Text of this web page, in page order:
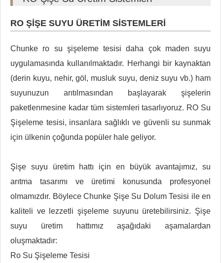
RO ŞİŞE SUYU ÜRETİM SİSTEMLERİ
Chunke ro su şişeleme tesisi daha çok maden suyu
uygulamasında kullanılmaktadır. Herhangi bir kaynaktan
(derin kuyu, nehir, göl, musluk suyu, deniz suyu vb.) ham
suyunuzun arıtılmasından başlayarak şişelerin
paketlenmesine kadar tüm sistemleri tasarlıyoruz. RO Su
Şişeleme tesisi, insanlara sağlıklı ve güvenli su sunmak
için ülkenin çoğunda popüler hale geliyor.
Şişe suyu üretim hattı için en büyük avantajımız, su
arıtma tasarımı ve üretimi konusunda profesyonel
olmamızdır. Böylece Chunke Şişe Su Dolum Tesisi ile en
kaliteli ve lezzetli şişeleme suyunu üretebilirsiniz. Şişe
suyu üretim hattımız aşağıdaki aşamalardan
oluşmaktadır:
Ro Su Şişeleme Tesisi